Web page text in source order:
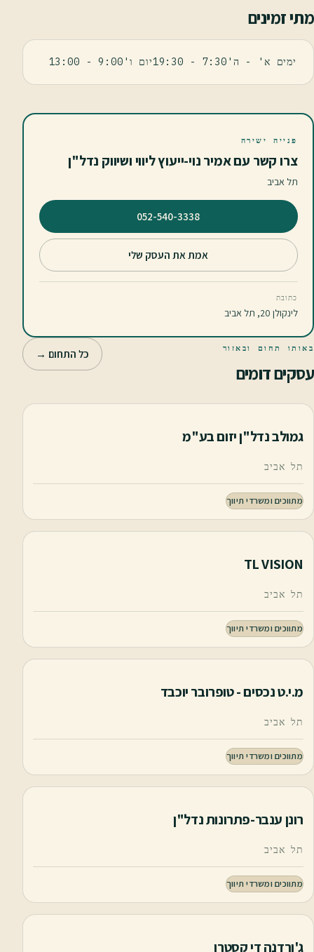
מתי זמינים
ימים א' - ה'7:30 - 19:30יום ו'9:00 - 13:00
פנייה ישירה
צרו קשר עם אמיר נוי-ייעוץ ליווי ושיווק נדל"ן
תל אביב
⁦052-540-3338⁩
אמת את העסק שלי
כתובת
לינקולן 20, תל אביב
באותו תחום ובאזור
עסקים דומים
כל התחום →
גמולב נדל"ן יזום בע"מ
תל אביב
מתווכים ומשרדי תיווך
TL VISION
תל אביב
מתווכים ומשרדי תיווך
מ.י.ט נכסים - טופרובר יוכבד
תל אביב
מתווכים ומשרדי תיווך
רונן ענבר-פתרונות נדל"ן
תל אביב
מתווכים ומשרדי תיווך
ג'ורדנה די קסטרו